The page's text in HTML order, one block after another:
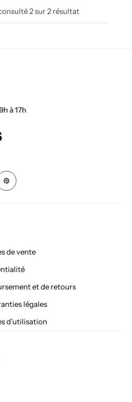
2sur2 résultat
à 17h
de vente
et de retours
légales
d’utilisation